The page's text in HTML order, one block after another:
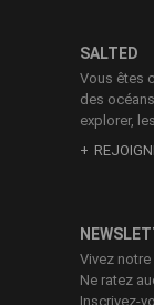
SALTED
Vous êtes
des
explorer,
Vivez notre
Ne ratez
Inscrivez-